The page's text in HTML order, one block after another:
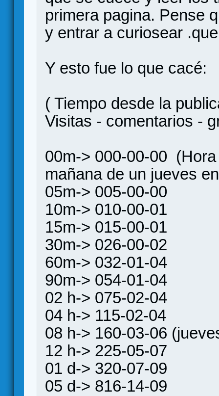
primera pagina. Pense
y entrar a curiosear
Y esto fue lo que cacé:
( Tiempo desde la
Visitas - comentarios -
00m-> 000-00-00
mañana de un jueves
05m-> 005-00-00
10m-> 010-00-01
15m-> 015-00-01
30m-> 026-00-02
60m-> 032-01-04
90m-> 054-01-04
02 h-> 075-02-04
04 h-> 115-02-04
08 h-> 160-03-06
12 h-> 225-05-07
01 d-> 320-07-09
05 d-> 816-14-09